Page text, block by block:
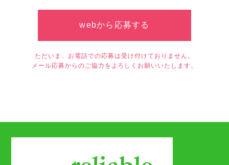
webから応募する
ただいま、お電話での応募は受け付けておりません。
メール応募からのご協力をよろしくお願いいたします。